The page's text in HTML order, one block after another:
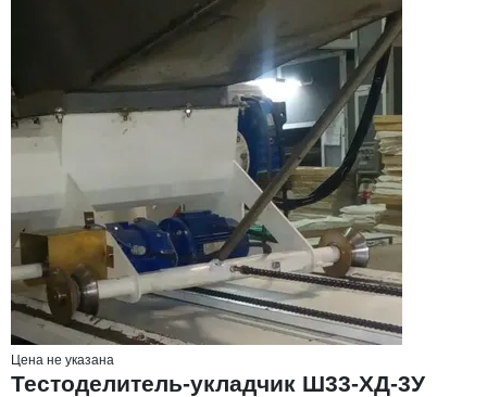
Цена не указана
Тестоделитель-укладчик Ш33-ХД-3У